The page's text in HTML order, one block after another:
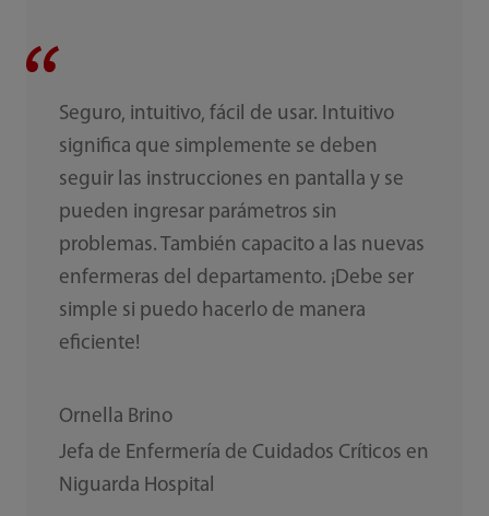
Seguro, intuitivo, fácil de usar. Intuitivo
significa que simplemente se deben
seguir las instrucciones en pantalla y se
pueden ingresar parámetros sin
problemas. También capacito a las nuevas
enfermeras del departamento. ¡Debe ser
simple si puedo hacerlo de manera
eficiente!
Ornella Brino
Jefa de Enfermería de Cuidados Críticos en
Niguarda Hospital